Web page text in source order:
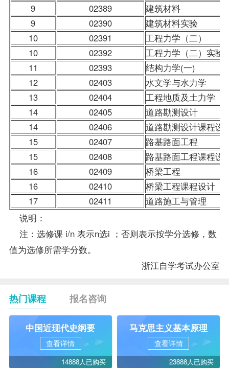
9
02389
建筑材料
9
02390
建筑材料实验
10
02391
工程力学（二）
10
02392
工程力学（二）实验
11
02393
结构力学(一)
12
02403
水文学与水力学
13
02404
工程地质及土力学
14
02405
道路勘测设计
14
02406
道路勘测设计课程设
15
02407
路基路面工程
15
02408
路基路面工程课程设
16
02409
桥梁工程
16
02410
桥梁工程课程设计
17
02411 道路施工与管理
说明：
注：选修课 i/n 表示n选i ；否则表示按学分选修，数
值为选修所需学分数。
浙江自学考试办公室
热门课程 报名咨询
中国近现代史纲要
查看详情
14888人已购买
马克思主义基本原理
查看详情
23888人已购买